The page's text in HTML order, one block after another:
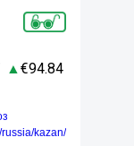
94.84
kazan/